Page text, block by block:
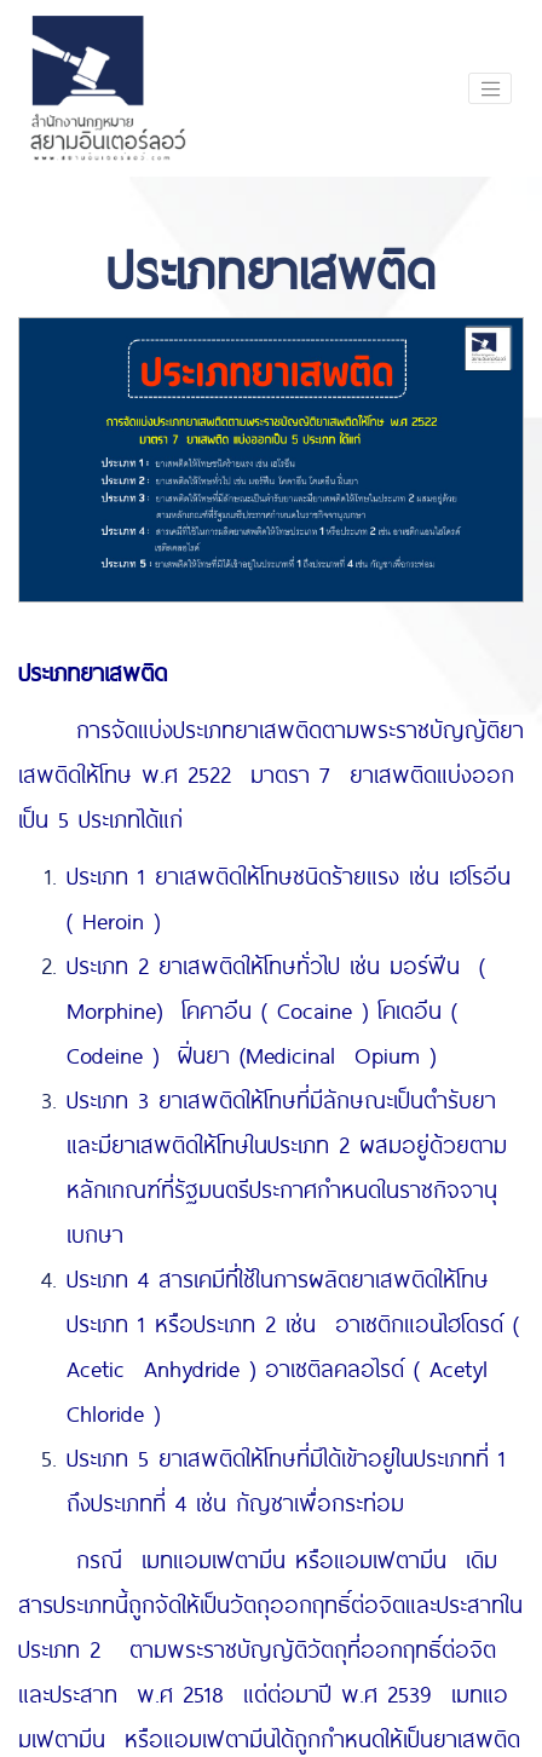
ประเภทยาเสพติด
ประเภทยาเสพติด
การจัดแบ่งประเภทยาเสพติดตามพระราชบัญญัติยา
เสพติดให้โทษ พ.ศ 2522 มาตรา 7 ยาเสพติดแบ่งออก
เป็น 5 ประเภทได้แก่
ประเภท 1 ยาเสพติดให้โทษชนิดร้ายแรง เช่น เฮโรอีน
( Heroin )
ประเภท 2 ยาเสพติดให้โทษทั่วไป เช่น มอร์ฟีน (
Morphine) โคคาอีน ( Cocaine ) โคเดอีน (
Codeine ) ฝิ่นยา (Medicinal Opium )
ประเภท 3 ยาเสพติดให้โทษที่มีลักษณะเป็นตำรับยา
และมียาเสพติดให้โทษในประเภท 2 ผสมอยู่ด้วยตาม
หลักเกณฑ์ที่รัฐมนตรีประกาศกำหนดในราชกิจจานุ
เบกษา
ประเภท 4 สารเคมีที่ใช้ในการผลิตยาเสพติดให้โทษ
ประเภท 1 หรือประเภท 2 เช่น อาเซติกแอนไฮโดรด์ (
Acetic Anhydride ) อาเซติลคลอไรด์ ( Acetyl
Chloride )
ประเภท 5 ยาเสพติดให้โทษที่มิได้เข้าอยู่ในประเภทที่ 1
ถึงประเภทที่ 4 เช่น กัญชาเพื่อกระท่อม
กรณี เมทแอมเฟตามีน หรือแอมเฟตามีน เดิม
สารประเภทนี้ถูกจัดให้เป็นวัตถุออกฤทธิ์ต่อจิตและประสาทใน
ประเภท 2 ตามพระราชบัญญัติวัตถุที่ออกฤทธิ์ต่อจิต
และประสาท พ.ศ 2518 แต่ต่อมาปี พ.ศ 2539 เมทแอ
มเฟตามีน หรือแอมเฟตามีนได้ถูกกำหนดให้เป็นยาเสพติด